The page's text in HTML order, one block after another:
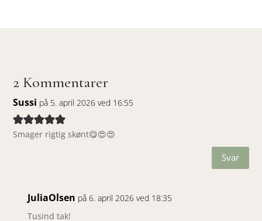
2 Kommentarer
Sussi på 5. april 2026 ved 16:55
Smager rigtig skønt😋😍😍
Svar
JuliaOlsen på 6. april 2026 ved 18:35
Tusind tak!